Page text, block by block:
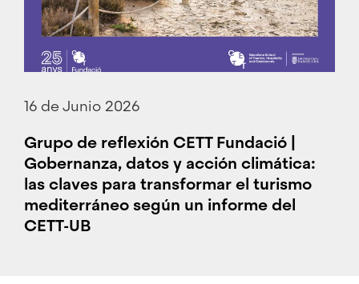
16 de Junio 2026
Grupo de reflexión CETT Fundació |
Gobernanza, datos y acción climática:
las claves para transformar el turismo
mediterráneo según un informe del
CETT-UB